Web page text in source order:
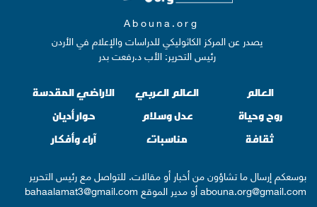
Abouna.org
يصدر عن المركز الكاثوليكي للدراسات والإعلام في الأردن
رئيس التحرير: الأب د.رفعت بدر
العالم العالم العربي
الاراضي المقدسة
روح وحياة
عدل وسلام
حوار أديان
ثقافة
مناسبات آراء وأفكار
بوسعكم إرسال ما تشاؤون من أخبار أو مقالات. للتواصل مع رئيس التحرير
abouna.org@gmail.comأو مدير الموقع bahaalamat3@gmail.com